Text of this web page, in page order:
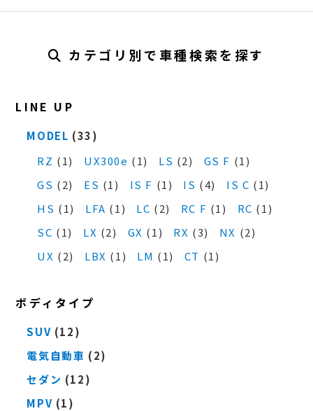
カテゴリ別で車種検索を探す
LINE UP
MODEL (33)
RZ (1) UX300e (1) LS (2) GS F (1)
GS (2) ES (1) IS F (1) IS (4) IS C (1)
HS (1) LFA (1) LC (2) RC F (1) RC (1)
SC (1) LX (2) GX (1) RX (3) NX (2)
UX (2) LBX (1) LM (1) CT (1)
ボディタイプ
SUV (12)
電気自動車 (2)
セダン (12)
MPV (1)